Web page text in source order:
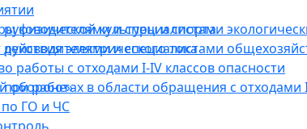
физической культуры и спорта
электрического тока
обороне»
ГО и ЧС
и специалистами
и специалистами
работы с отходами I-IV классов опасности
работах в области обращения с отходами